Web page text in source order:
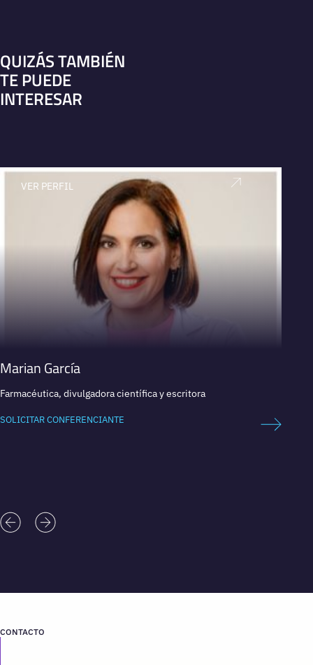
QUIZÁS TAMBIÉN
TE PUEDE
INTERESAR
VER PERFIL
Marian García
Farmacéutica, divulgadora científica y escritora
SOLICITAR CONFERENCIANTE
CONTACTO